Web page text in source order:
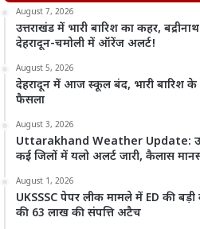
August 7, 2026
उत्तराखंड में भारी बारिश का कहर,
देहरादून-चमोली में ऑरेंज अलर्ट!
August 5, 2026
देहरादून में आज स्कूल बंद, भारी बारिश के
फैसला
August 3, 2026
Uttarakhand Weather Update:
कई जिलों में यलो अलर्ट जारी, कैलास
August 1, 2026
UKSSSC पेपर लीक मामले में ED की बड़ी
की 63 लाख की संपत्ति अटैच